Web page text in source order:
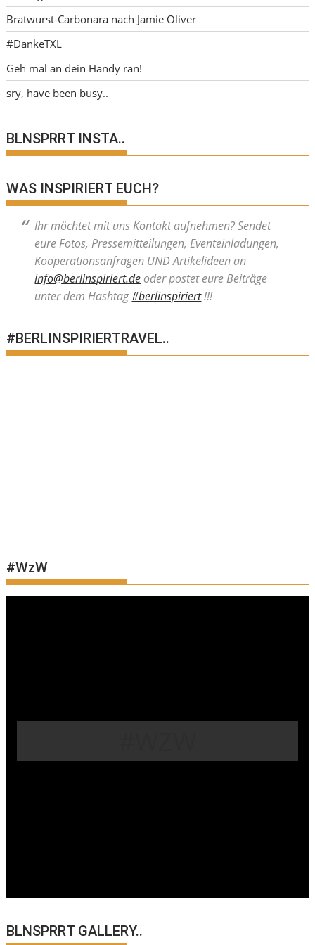
Bratwurst-Carbonara nach Jamie Oliver
#DankeTXL
Geh mal an dein Handy ran!
sry, have been busy..
BLNSPRRT INSTA..
WAS INSPIRIERT EUCH?
Ihr möchtet mit uns Kontakt aufnehmen? Sendet
eure Fotos, Pressemitteilungen, Eventeinladungen,
Kooperationsanfragen UND Artikelideen an
info@berlinspiriert.deoder postet eure Beiträge
unter dem Hashtag#berlinspiriert!!!
#BERLINSPIRIERTRAVEL..
#WzW
BLNSPRRT GALLERY..